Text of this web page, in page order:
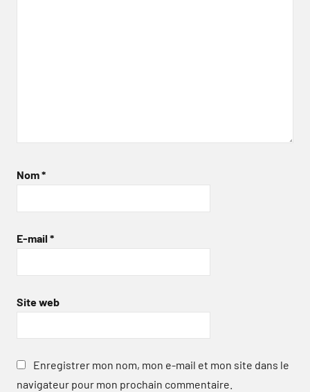
Nom*
E-mail *
Site web
Enregistrer mon nom, mon e-mail et mon site dans le
navigateur pour mon prochain commentaire.